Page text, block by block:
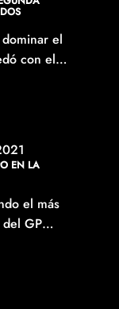
el
con el…
EN LA
el más
del GP…